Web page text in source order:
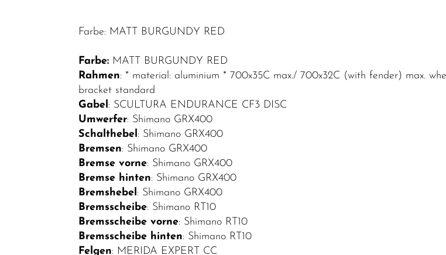
Performance
Farbe: MATT BURGUNDY RED
Farbe: MATT BURGUNDY RED
Rahmen: * material: aluminium * 700x35C max./ 700x32C (with fender) max.
bracket standard
Gabel: SCULTURA ENDURANCE CF3 DISC
Umwerfer: Shimano GRX400
Schalthebel: Shimano GRX400
Bremsen: Shimano GRX400
Bremse vorne: Shimano GRX400
Bremse hinten: Shimano GRX400
Bremshebel: Shimano GRX400
Bremsscheibe: Shimano RT10
Bremsscheibe vorne: Shimano RT10
Bremsscheibe hinten: Shimano RT10
Felgen: MERIDA EXPERT CC